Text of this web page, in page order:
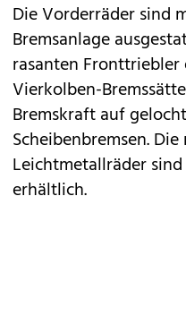
Die Vorderräder sind
Bremsanlage
rasanten
Vierkolben-
Bremskraft auf
Scheibenbremsen.
Leichtmetallräder
erhältlich.